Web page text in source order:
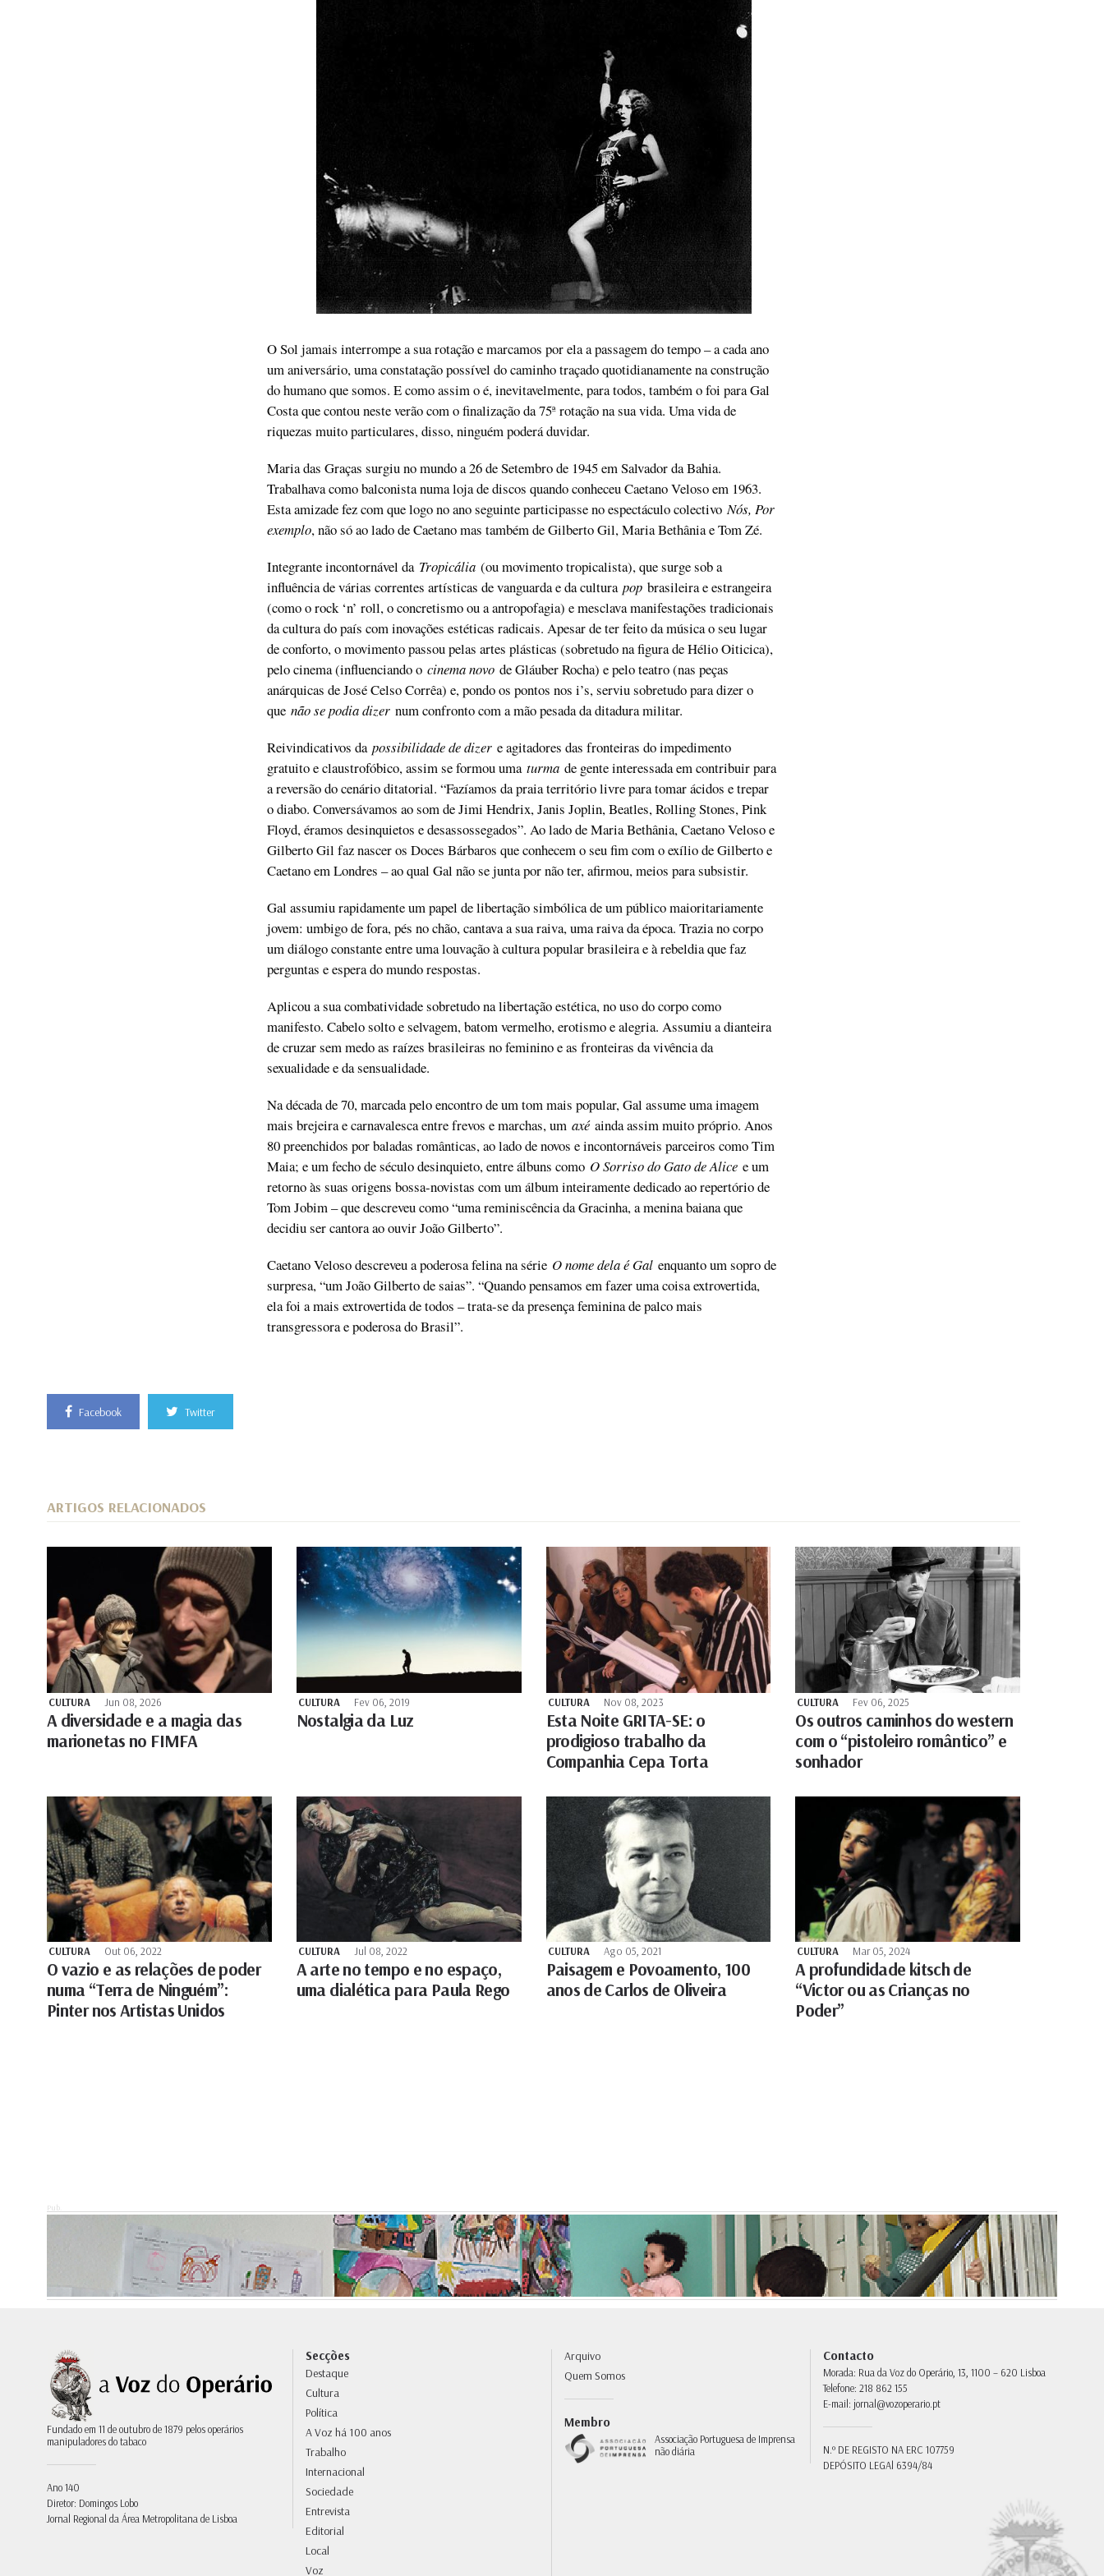
O Sol jamais interrompe a sua rotação e marcamos por ela a passagem do tempo – a cada ano
um aniversário, uma constatação possível do caminho traçado quotidianamente na construção
do humano que somos. E como assim o é, inevitavelmente, para todos, também o foi para Gal
Costa que contou neste verão com o finalização da 75ª rotação na sua vida. Uma vida de
riquezas muito particulares, disso, ninguém poderá duvidar.
Maria das Graças surgiu no mundo a 26 de Setembro de 1945 em Salvador da Bahia.
Trabalhava como balconista numa loja de discos quando conheceu Caetano Veloso em 1963.
Esta amizade fez com que logo no ano seguinte participasse no espectáculo colectivoNós, Por
exemplo, não só ao lado de Caetano mas também de Gilberto Gil, Maria Bethânia e Tom Zé.
Integrante incontornável da Tropicália (ou movimento tropicalista), que surge sob a
influência de várias correntes artísticas de vanguarda e da cultura pop brasileira e estrangeira
(como o rock ‘n’ roll, o concretismo ou a antropofagia) e mesclava manifestações tradicionais
da cultura do país com inovações estéticas radicais. Apesar de ter feito da música o seu lugar
de conforto, o movimento passou pelas artes plásticas (sobretudo na figura de Hélio Oiticica),
pelo cinema (influenciando o cinema novo de Gláuber Rocha) e pelo teatro (nas peças
anárquicas de José Celso Corrêa) e, pondo os pontos nos i’s, serviu sobretudo para dizer o
que não se podia dizer num confronto com a mão pesada da ditadura militar.
Reivindicativos da possibilidade de dizer e agitadores das fronteiras do impedimento
gratuito e claustrofóbico, assim se formou uma turma de gente interessada em contribuir para
a reversão do cenário ditatorial. “Fazíamos da praia território livre para tomar ácidos e trepar
o diabo. Conversávamos ao som de Jimi Hendrix, Janis Joplin, Beatles, Rolling Stones, Pink
Floyd, éramos desinquietos e desassossegados”. Ao lado de Maria Bethânia, Caetano Veloso e
Gilberto Gil faz nascer os Doces Bárbaros que conhecem o seu fim com o exílio de Gilberto e
Caetano em Londres – ao qual Gal não se junta por não ter, afirmou, meios para subsistir.
Gal assumiu rapidamente um papel de libertação simbólica de um público maioritariamente
jovem: umbigo de fora, pés no chão, cantava a sua raiva, uma raiva da época. Trazia no corpo
um diálogo constante entre uma louvação à cultura popular brasileira e à rebeldia que faz
perguntas e espera do mundo respostas.
Aplicou a sua combatividade sobretudo na libertação estética, no uso do corpo como
manifesto. Cabelo solto e selvagem, batom vermelho, erotismo e alegria. Assumiu a dianteira
de cruzar sem medo as raízes brasileiras no feminino e as fronteiras da vivência da
sexualidade e da sensualidade.
Na década de 70, marcada pelo encontro de um tom mais popular, Gal assume uma imagem
mais brejeira e carnavalesca entre frevos e marchas, um axé ainda assim muito próprio. Anos
80 preenchidos por baladas românticas, ao lado de novos e incontornáveis parceiros como Tim
Maia; e um fecho de século desinquieto, entre álbuns como O Sorriso do Gato de Alice e um
retorno às suas origens bossa-novistas com um álbum inteiramente dedicado ao repertório de
Tom Jobim – que descreveu como “uma reminiscência da Gracinha, a menina baiana que
decidiu ser cantora ao ouvir João Gilberto”.
Caetano Veloso descreveu a poderosa felina na série O nome dela é Galenquanto um sopro de
surpresa, “um João Gilberto de saias”. “Quando pensamos em fazer uma coisa extrovertida,
ela foi a mais extrovertida de todos – trata-se da presença feminina de palco mais
transgressora e poderosa do Brasil”.
Facebook Twitter
ARTIGOS RELACIONADOS
CULTURA Jun 08, 2026
A diversidade e a magia das
marionetas no FIMFA
CULTURA Fev 06, 2019
Nostalgia da Luz
CULTURA Nov 08, 2023
Esta Noite GRITA-SE: o
prodigioso trabalho da
Companhia Cepa Torta
CULTURA Fev 06, 2025
Os outros caminhos do western
com o “pistoleiro romântico” e
sonhador
CULTURA Out 06, 2022
O vazio e as relações de poder
numa “Terra de Ninguém”:
Pinter nos Artistas Unidos
CULTURA Jul 08, 2022
A arte no tempo e no espaço,
uma dialética para Paula Rego
CULTURA Ago 05, 2021
Paisagem e Povoamento, 100
anos de Carlos de Oliveira
CULTURA Mar 05, 2024
A profundidade kitsch de
“Victor ou as Crianças no
Poder”
Pub.
Fundado em 11 de outubro de 1879 pelos operários
manipuladores do tabaco
Ano 140
Diretor: Domingos Lobo
Jornal Regional da Área Metropolitana de Lisboa
Secções
Destaque
Cultura
Política
A Voz há 100 anos
Trabalho
Internacional
Sociedade
Entrevista
Editorial
Local
Voz
Arquivo
Quem Somos
Membro
Associação Portuguesa de Imprensa
não diária
Contacto
Morada: Rua da Voz do Operário, 13, 1100 – 620 Lisboa
Telefone: 218 862 155
E-mail: jornal@vozoperario.pt
N.º DE REGISTO NA ERC 107759
DEPÓSITO LEGAl 6394/84